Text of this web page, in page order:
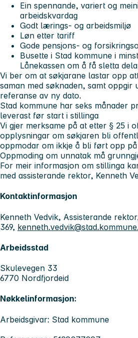
Ein spennande, variert og
arbeidskvardag
Godt lærings- og arbeidsmiljø
Løn etter tariff
Gode pensjons- og
Busette i Stad kommune i
Lånekassen om å få sletta
Vi ber om at søkjarane lastar opp
saman med søknaden, samt oppgir
referanse av ny dato.
Stad kommune har seks månader
leverast før start i stillinga
Vi gjer merksame på at etter § 25 i
opplysningar om søkjaren bli
oppmodar om ikkje å bli ført opp
Oppmoding om unnatak må
For meir informasjon om stillinga
med assisterande rektor, Kenneth
Kontaktinformasjon
Kenneth Vedvik, Assisterande
369,
Arbeidsstad
Skulevegen 33
6770 Nordfjordeid
Nøkkelinformasjon:
Arbeidsgivar: Stad kommune